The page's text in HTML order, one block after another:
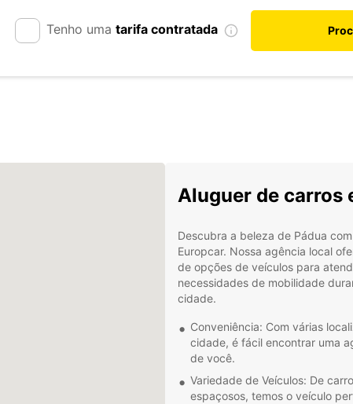
Tenho uma tarifa contratada
Aluguer de carros
Descubra a beleza de Pádua
Europcar. Nossa agência local
de opções de veículos para
necessidades de mobilidade
cidade.
Conveniência: Com várias
cidade, é fácil encontrar uma
de você.
Variedade de Veículos: De
espaçosos, temos o veículo